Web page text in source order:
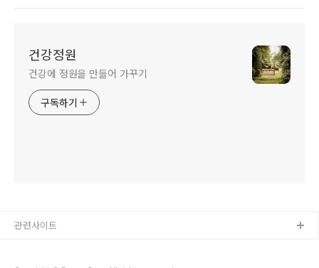
건강정원
건강에 정원을 만들어 가꾸기
구독하기
관련사이트